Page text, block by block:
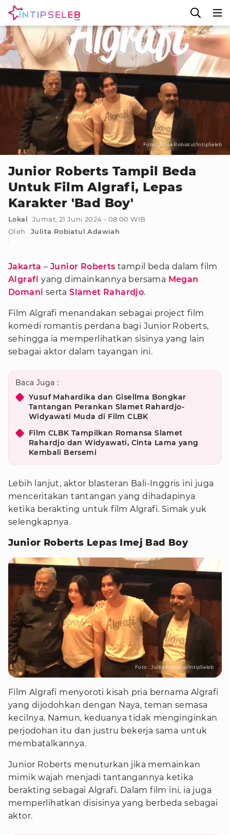
Foto : Julita Robiatul/IntipSeleb
Junior Roberts Tampil Beda
Untuk Film Algrafi, Lepas
Karakter 'Bad Boy'
Lokal
Jumat, 21 Juni 2024 - 08:00 WIB
Oleh
:
Julita Robiatul Adawiah
Jakarta –Junior Roberts tampil beda dalam film
Algrafi yang dimainkannya bersama Megan
Domani sertaSlamet Rahardjo.
Film Algrafi menandakan sebagai project film
komedi romantis perdana bagi Junior Roberts,
sehingga ia memperlihatkan sisinya yang lain
sebagai aktor dalam tayangan ini.
Baca Juga :
Yusuf Mahardika dan Gisellma Bongkar
Tantangan Perankan Slamet Rahardjo-
Widyawati Muda di Film CLBK
Film CLBK Tampilkan Romansa Slamet
Rahardjo dan Widyawati, Cinta Lama yang
Kembali Bersemi
Lebih lanjut, aktor blasteran Bali-Inggris ini juga
menceritakan tantangan yang dihadapinya
ketika berakting untuk film Algrafi. Simak yuk
selengkapnya.
Junior Roberts Lepas Imej Bad Boy
Foto : Julita Robiatul/IntipSeleb
Film Algrafi menyoroti kisah pria bernama Algrafi
yang dijodohkan dengan Naya, teman semasa
kecilnya. Namun, keduanya tidak menginginkan
perjodohan itu dan justru bekerja sama untuk
membatalkannya.
Junior Roberts menuturkan jika memainkan
mimik wajah menjadi tantangannya ketika
berakting sebagai Algrafi. Dalam film ini, ia juga
memperlihatkan disisinya yang berbeda sebagai
aktor.